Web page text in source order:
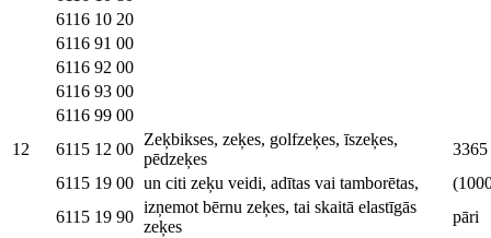
6116 10 20
6116 91 00
6116 92 00
6116 93 00
6116 99 00
12
6115 12 00
Zeķbikses, zeķes, golfzeķes, īszeķes,
pēdzeķes
3365
6115 19 00 un citi zeķu veidi, adītas vai tamborētas,
6115 19 90
izņemot bērnu zeķes, tai skaitā elastīgās
zeķes
pāri